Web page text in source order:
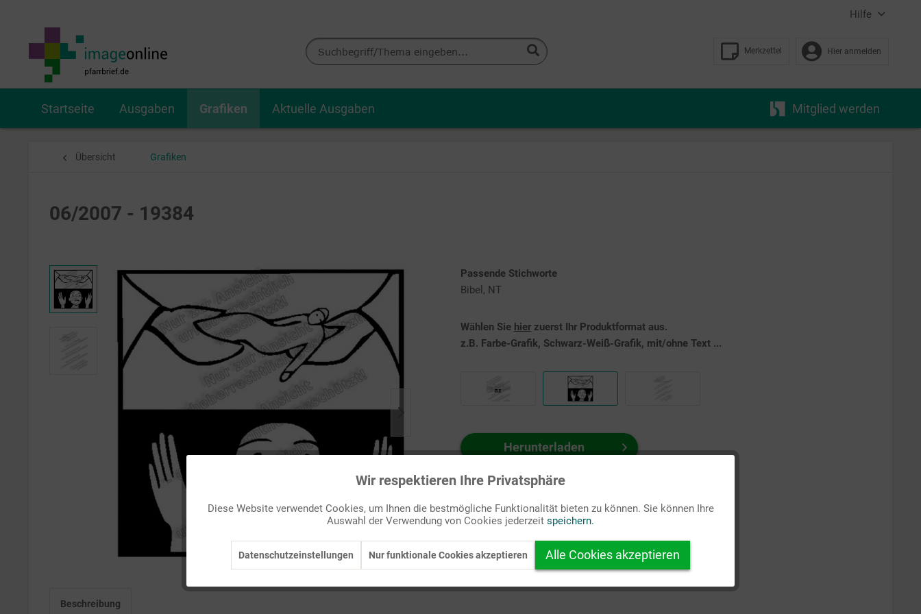
Hilfe
Merkzettel Hier anmelden
Startseite Ausgaben Grafiken Aktuelle Ausgaben Mitglied werden
Übersicht Grafiken
06/2007 - 19384
Passende Stichworte
Bibel, NT
Wählen Sie hier zuerst Ihr Produktformat aus.
z.B. Farbe-Grafik, Schwarz-Weiß-Grafik, mit/ohne Text ...
Herunterladen
Auf Ihren Merkzettel setzen
Beschreibung
Inaktiv
Wir respektieren Ihre Privatsphäre
Diese Website verwendet Cookies, um Ihnen die bestmögliche Funktionalität bieten zu können. Sie können Ihre
Auswahl der Verwendung von Cookies jederzeit speichern.
Datenschutzeinstellungen Nur funktionale Cookies akzeptieren Alle Cookies akzeptieren